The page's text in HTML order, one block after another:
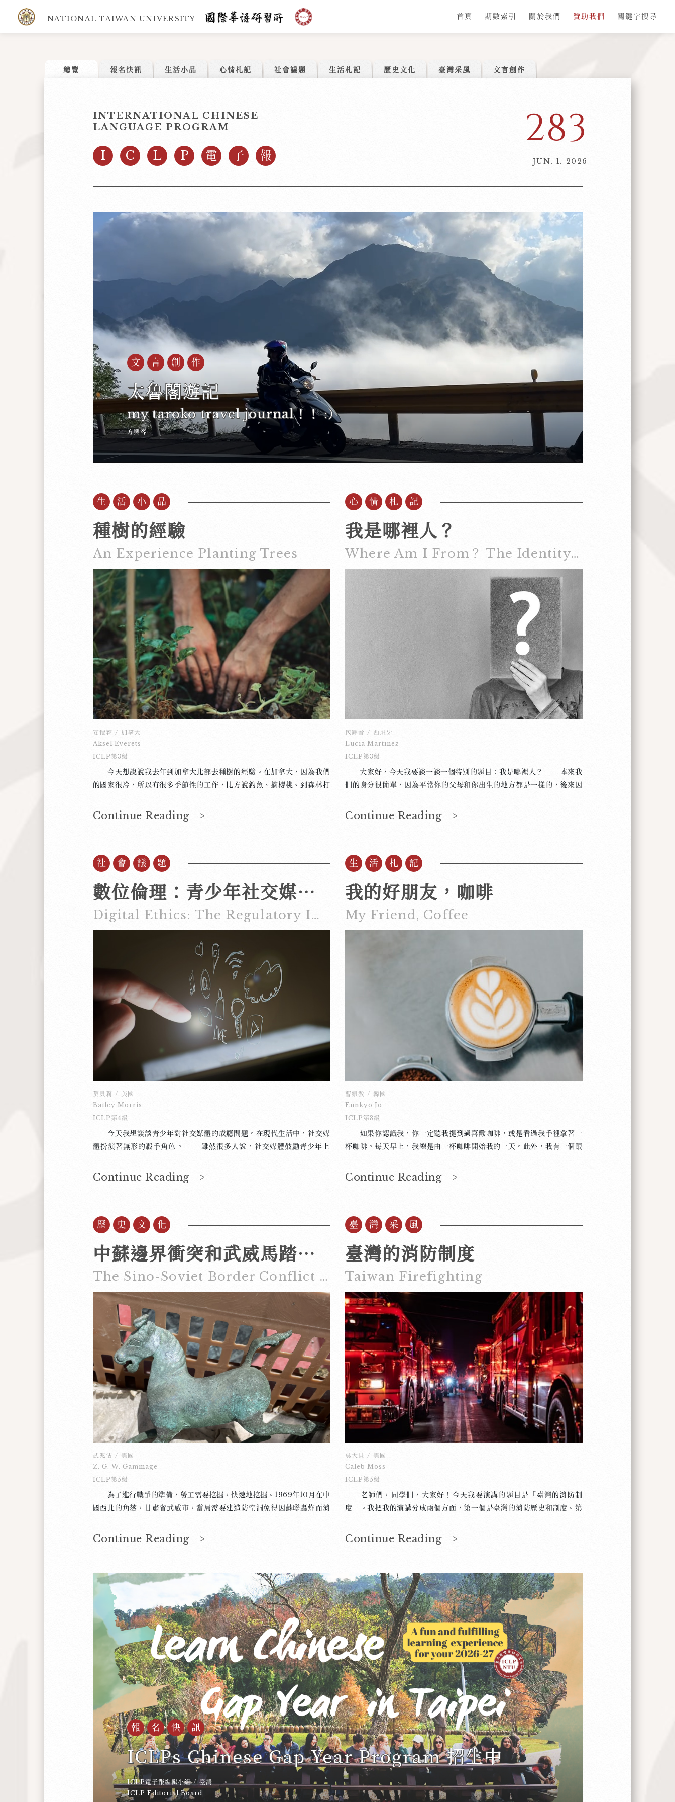
NATIONAL TAIWAN UNIVERSITY 首頁 期數索引 關於我們 贊助我們 關鍵字搜尋
總覽 報名快訊 生活小品 心情札記 社會議題 生活札記 歷史文化 臺灣采風 文言創作
INTERNATIONAL CHINESE
LANGUAGE PROGRAM
I C L P 電 子 報
283
JUN. 1. 2026
文言創作
太魯閣遊記
my taroko travel journal！！ :）
方輿客
生活小品
種樹的經驗
An Experience Planting Trees
安愷睿 / 加拿大
Aksel Everets
ICLP第3級
今天想說說我去年到加拿大北部去種樹的經驗。在加拿大，因為我們
的國家很冷，所以有很多季節性的工作，比方說釣魚、摘櫻桃、到森林打
錢，口袋空空，於是到男朋友那裡去一起工作。 這份工作在亞伯達
省，但是我是安大略人，那怎麼辦？我是怎麼去的呢？我當然需要坐飛機
難，剛開始的時候，我種得很慢，有經驗的人每天可以種四千棵樹，可是
麼在這兒工作！？」 但是每天都很有意思。開始工作的第三天，我因
為種得太慢，離同事很遠，連另外那個最慢的同事，我都已經看不到她
了。當時，我正在種一行樹，忽然看到一頭棕熊站在我的前面！我相當害
怕！那頭棕熊看起來好像很餓。我大叫：「同事！你們在哪裡呀！？」棕
熊還站著看我，連走都不走。我聽到我的同事問：「欸？怎麼了！？」那
頭棕熊一聽到同事的話，就跑走了。誰都認為那頭棕熊一定又餓又聰明。
後來每一隊的老闆都帶了熊噴霧好保護大家的安全。 做這份工作的
人，誰都常常看得到有意思的動物、植物什麼的。雖然這份工作非常難，
但是我還是覺得很值得去試一試，可以交到很多朋友，並且賺很多錢。誰
都可以到加拿大去做這份工作，連台灣人也可以！如果明年夏天你們想找
一份又可以賺錢又可以碰到棕熊的工作，歡迎你們到加拿大去試一試！
Continue Reading >
心情札記
我是哪裡人？
Where Am I From？ The Identity Puzzle
包輝音 / 西班牙
Lucia Martinez
ICLP第3級
大家好，今天我要談一談一個特別的題目：我是哪裡人？ 本來我
們的身分很簡單，因為平常你的父母和你出生的地方都是一樣的，後來因
以現在我們的身分越來越複雜。比方說：雖然我是在比利時出生、長大
的，但是我的媽媽是西班牙人，我的爸爸是義大利人。不過我不是跟爸爸
年，我不要說西班牙語了，我就説法文，所以我的法文比我的西班牙語好
人？我實在也不知道。 我認為這個問題沒有直接的答案。我們該考慮
不同的方面。其實考慮不同方面以前，我們得決定影響「我們是哪裡人」
的是什麼。 一般來說，出生的國家決定你的國籍。但是如果你一出生
就搬到別的國家的話，連母語都不會說，那你還算那個國家的人嗎？比方
子都不記得，而且他不會說法文，他還能算是法國人嗎？他看起來像法國
人似的，可是他的看法，想法一點兒法國的味道都沒有。 另一個情形
是，如果他不是在法國出生，可是他會說法文，因為他的媽媽是法國人，
除了他長大的環境有很多法國的影響，他也到法文學校上課，他就像一個
法國人似的，所以他算法國人嗎？但是那個人沒有法國護照...... 還有
一個方面是：誰決定我們是哪裡人？比方說，我可以拿到西班牙的護照，
可是我沒拿，現在我只有比利時的。所以我可以說我是西班牙人嗎？或者
我得先拿到護照才可以這麼說？ 我覺得不管你是哪裡出生的，或是你
說什麼語言，都不能完全決定你是哪裡人。其實這個話題，我們可以聊很
久，可是很難找到答案。 面對這個問題，我覺得最重要的是你有什麼
是把比利時和西班牙最好的部分放在一起的人。我有比利時人的個性，喜
樣，加比較多的味道，個性比較好。謝謝大家！
Continue Reading >
社會議題
數位倫理：青少年社交媒體使用及其監管啟示
Digital Ethics: The Regulatory Implications of Youth Social Media Use
莫貝莉 / 美國
Bailey Morris
ICLP第4級
今天我想談談青少年對社交媒體的成癮問題。在現代生活中，社交媒
體扮演著無形的殺手角色。 雖然很多人說，社交媒體鼓勵青少年上
是為了滿足自己的興趣，也是為了充實自己的知識。但現在，青少年發文
僅僅只是為了滿足虛榮心而已。這種行為也未免太膚淺了。 現在的青
影籠罩之下，現實的人際關係被忽視了。焦慮、憂鬱、攀比，這些都顯示
想要求科技巨頭手下留情。因為這些公司只關心賺錢，根本沒想過青少年
浪費時間，何況心理健康呢？雖然這只是一些演算法上的小事，但是卻足
以反映出科技公司完全以自我為中心的心態。 有些人會怪青少年自己
不自律。當然，有能控制自己的人，但是畢竟不是多數。大部分的情況
是，青少年為了應付父母，對於功課往往都是心不甘情不願地勉強去完
成，心裡只想著趕快回去滑手機。 如果要追究成癮的原因，這應由家
長和立法者來負最大的責任。青少年面對強大的演算法，原來就多半是無
可奈何的，又怎麼能奢望他們了解長期的影響呢？所以，對這個問題，家
長和政府都要負相當的責任。 目前的法律規範，並不代表政府保護青
少年的決心，而只是反映社會上所公認的一種妥協的價值標準而已。我們
必須認清事實：社交媒體的聯繫功能再好，如果導致青少年自殺，又有什
麼好處呢？ 因此，我建議立法者對於未成年使用社交媒體要實施嚴格
的年齡限定制度。只有這樣，我們才能救回我們的下一代。
Continue Reading >
生活札記
我的好朋友，咖啡
My Friend, Coffee
曹銀教 / 韓國
Eunkyo Jo
ICLP第3級
如果你認識我，你一定聽我提到過喜歡咖啡，或是看過我手裡拿著一
杯咖啡。每天早上，我總是由一杯咖啡開始我的一天。此外，我有一個跟
拍的，就是我在韓國拍的，要不然就是我在台灣拍的。對啊，我很喜歡咖
啡。 我從高中就開始喝咖啡了。原來，咖啡只是一種含有咖啡因的飲
味道和香氣。 第一次去買咖啡豆的時候，咖啡師說：「這種咖啡聞起
來像花一樣呢？」 隨著嘗試咖啡豆的種類越來越多，我發現有的咖啡
嚐起來像水果，有的嚐起來像花，還有的像甜點，連白米飯的味道都有。
同時，我也發覺咖啡不但是一種飲料，而且也是一種「朋友」。咖啡
可以隨時「陪著」我；不是跟朋友們見面的時候，就是我自己思考的時
候，要不然就是我要熬夜的時候。 我常常旅行，也常常搬家，可是不
管我在哪裡，咖啡都能讓我以同樣快快樂樂的方式開始我新的一天。而
且，咖啡給了我每天傾聽身體聲音的機會，點咖啡以前，我會按照今天的
心情和狀態，或者天氣來點不一樣的咖啡：甜的、酸的、花香味的、堅果
味的、冷的、熱的、加奶的、不加奶的…… 所以，每天喝的那一杯咖
啡是我的好朋友－－是讓我感到溫暖踏實的好朋友。 我覺得每個人都
可以有一位特別的「朋友」。可以是音樂、書本、時裝、美食、新科技或
是大自然……你的「咖啡」是什麼呢？
Continue Reading >
歷史文化
中蘇邊界衝突和武威馬踏飛燕的發現
The Sino-Soviet Border Conflict and the Discovery of the Flying Horse of Gansu in Wuwei
武兆估 / 美國
Z. G. W. Gammage
ICLP第5級
為了進行戰爭的準備，勞工需要挖掘，快速地挖掘。1969年10月在中
國西北的角落，甘肅省武威市，當局需要建造防空洞免得因蘇聯轟炸而消
了一個中國古代軍事擴張主義的遺物：馬踏飛燕。 這尊漢武帝時期的
青銅馬雕像可以呈現出中國在漢朝時期戰勝匈奴之後，所達到的文化成就
時絲綢之路的交流十分順暢，馬出現在此的原因也就在這裡。話說回來，
由於在武威的工人發現了這件藝術品，使當時的挖掘工作更積極。當時中
國進行的戰爭準備還在形成的階段，需要在西北邊界挖掘建造防空洞才能
達到完整備戰的境地。 當時的中國社會，縱使共產主義的氣味很濃
厚，但並不代表他們跟蘇聯可以相輔相成甚至於互相幫助。中國跟蘇聯都
是共產主義的國家，政治意識形態使他們之間產生聯繫，儘管他們仍免不
了需維持穩固的友誼，但其實到了1969年，中國跟蘇聯在思想上的分別已
經太大，甚至於幾度跟蘇聯決裂，也醞釀過不少衝突。蘇聯，五十年代唯
一與中國結盟的國家，對中國已構成威脅。中蘇關係隨著史達林過世而變
得更緊張。 再加上，蘇聯1968年侵略捷克斯洛伐克共和國以後，宣
布他們有侵略任何不與蘇聯結盟的共產主義國家，即中國的權利，這也是
大家知道的勃列日涅夫主義，不過這個原因只是藉口罷了。然而，中國擔
心蘇聯侵略捷克斯洛伐克，如同蘇聯侵入中國西北部的現況一樣。因此他
們認為與其跟蘇聯的外交官談判，遠不如在邊界省份，包括黑龍江省、新
疆省，以至於甘肅省建造防空洞來得有用處。雖然美國對中蘇邊界衝突插
不上手，可是在他們對於這些邊界省份進行研究之後，發現中國的甘肅有
很豐富的油田，也是進入中國的關鍵位置。 由於中國與蘇聯的關係變
冷，為了不失去大國的支持，因此必須轉而加強跟美國的關係，與美國的
Continue Reading >
臺灣采風
臺灣的消防制度
Taiwan Firefighting
莫大貝 / 美國
Caleb Moss
ICLP第5級
老師們，同學們，大家好！今天我要演講的題目是「臺灣的消防制
度」。我把我的演講分成兩個方面，第一個是臺灣的消防歷史和制度。第
到警報器的聲音，就知道有人正在求助於消防員了。臺灣的消防員制度歷
史相當長。根據史料的記載，新竹市有臺灣最老的消防局。臺灣消防局從
灣消防局都是警局的一部分。根據一般人的觀點，消防是員警的任務之
一。90年代，很多人覺得消防的系統毫無作用。員警不應該扮演消防員的
角色。1995年，臺灣政府想從強化消防職能著眼，他們建立了內政部消防
署，鞏固消防系統以提高臺灣消防效率，協調任務和資源分享為目的。今
天由於內政部消防署的編製，因而臺灣可以管理消防資源和人才。上有內
政部消防署，下有相關的部門，比如說，防災、危險物品處理、防火等
等......。在火災的陰影籠罩之下，他們必須預備面對很多災害的情況，否
則導致糟糕的災害影響，就更麻煩了。 臺灣消防系統跟美國的有很大
的差異。在美國，我們的消防管理制度沒有臺灣的集中。美國有超過兩萬
七千個消防部門。多數美國鄉下缺乏全職消防員，而只有志願和少數的全
職消防員。在很多美國地區，志願和全職的消防員都要負相當大的責任。
此外，救護車也常常不是消防局的一部分。因為美國消防局沒有臺灣消防
集中制度的緣故，很多美國農村和小城市的資源不足以應付災害。這個資
源差異是來自州政府不平等的政策。台灣和美國消防目標也有很大的差
異。臺灣消防強調防災、地震、大火、颶風等等......。反過來說，因為美
國土地面積很大，每個消防局都各有各的中心。在加州，他們重視地震和
防火方面，但是，在美國東部，他們注重防範洪水方面。 從事消防員
的工作談何容易？面對災害這麼勇敢又處之泰然的人，簡直是鳳毛麟角。
Continue Reading >
報名快訊
ICLPs Chinese Gap Year Program 招生中
ICLP電子報編輯小組 / 臺灣
ICLP Editorial Board